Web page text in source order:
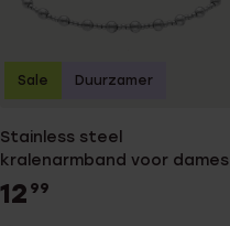
Stainless steel
kralenarmband voor dames
12 99
Sale Duurzamer